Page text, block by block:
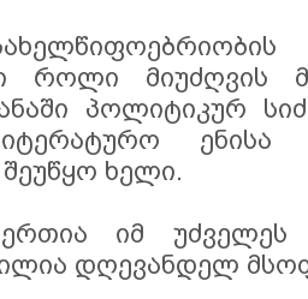
როლი მიუძღვის
პოლიტიკურ
ენისა
ხელი.
იმ უძველეს
დღევანდელ